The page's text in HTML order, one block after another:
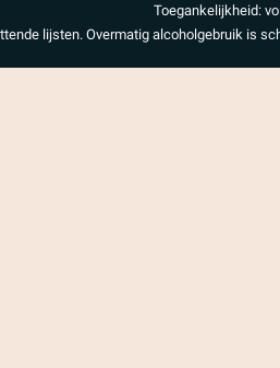
Toegankelijkheid:
lijsten. Overmatig alcoholgebruik is